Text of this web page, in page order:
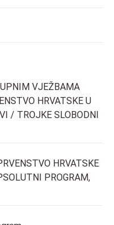
VJEŽBAMA
HRVATSKE U
/ TROJKE SLOBODNI
HRVATSKE
PROGRAM,